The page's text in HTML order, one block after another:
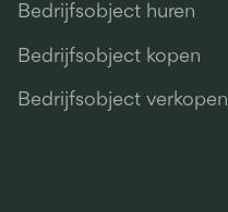
Bedrijfsobject huren
Bedrijfsobject kopen
Bedrijfsobject verkopen